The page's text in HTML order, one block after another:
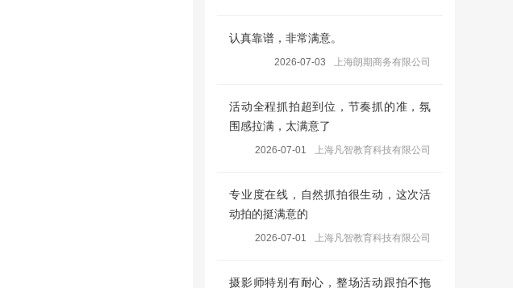
认真靠谱，非常满意。
2026-07-03 上海朗期商务有限公司
活动全程抓拍超到位，节奏抓的准，氛
围感拉满，太满意了
2026-07-01 上海凡智教育科技有限公司
专业度在线，自然抓拍很生动，这次活
动拍的挺满意的
2026-07-01 上海凡智教育科技有限公司
摄影师特别有耐心，整场活动跟拍不拖